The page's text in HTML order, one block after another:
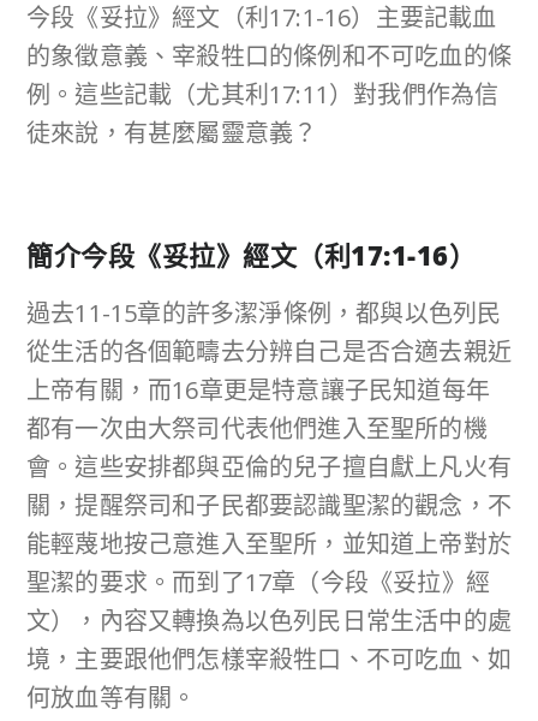
今段《妥拉》經文（利17:1-16）主要記載血
的象徵意義、宰殺牲口的條例和不可吃血的條
例。這些記載（尤其利17:11）對我們作為信
徒來說，有甚麼屬靈意義？
簡介今段《妥拉》經文（利17:1-16）
過去11-15章的許多潔淨條例，都與以色列民
從生活的各個範疇去分辨自己是否合適去親近
上帝有關，而16章更是特意讓子民知道每年
都有一次由大祭司代表他們進入至聖所的機
會。這些安排都與亞倫的兒子擅自獻上凡火有
關，提醒祭司和子民都要認識聖潔的觀念，不
能輕蔑地按己意進入至聖所，並知道上帝對於
聖潔的要求。而到了17章（今段《妥拉》經
文），內容又轉換為以色列民日常生活中的處
境，主要跟他們怎樣宰殺牲口、不可吃血、如
何放血等有關。